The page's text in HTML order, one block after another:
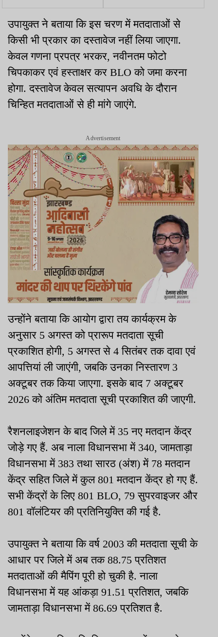
की चोरी
दुकानों व अतिक्रमण पर
कार्रवाई
उपायुक्त ने बताया कि इस चरण में मतदाताओं से
किसी भी प्रकार का दस्तावेज नहीं लिया जाएगा.
केवल गणना प्रपत्र भरकर, नवीनतम फोटो
चिपकाकर एवं हस्ताक्षर कर BLO को जमा करना
होगा. दस्तावेज केवल सत्यापन अवधि के दौरान
चिन्हित मतदाताओं से ही मांगे जाएंगे.
Advertisement
उन्होंने बताया कि आयोग द्वारा तय कार्यक्रम के
अनुसार 5 अगस्त को प्रारूप मतदाता सूची
प्रकाशित होगी, 5 अगस्त से 4 सितंबर तक दावा एवं
आपत्तियां ली जाएंगी, जबकि उनका निस्तारण 3
अक्टूबर तक किया जाएगा. इसके बाद 7 अक्टूबर
2026 को अंतिम मतदाता सूची प्रकाशित की जाएगी.
रैशनलाइजेशन के बाद जिले में 35 नए मतदान केंद्र
जोड़े गए हैं. अब नाला विधानसभा में 340, जामताड़ा
विधानसभा में 383 तथा सारठ (अंश) में 78 मतदान
केंद्र सहित जिले में कुल 801 मतदान केंद्र हो गए हैं.
सभी केंद्रों के लिए 801 BLO, 79 सुपरवाइजर और
801 वॉलंटियर की प्रतिनियुक्ति की गई है.
उपायुक्त ने बताया कि वर्ष 2003 की मतदाता सूची के
आधार पर जिले में अब तक 88.75 प्रतिशत
मतदाताओं की मैपिंग पूरी हो चुकी है. नाला
विधानसभा में यह आंकड़ा 91.51 प्रतिशत, जबकि
जामताड़ा विधानसभा में 86.69 प्रतिशत है.